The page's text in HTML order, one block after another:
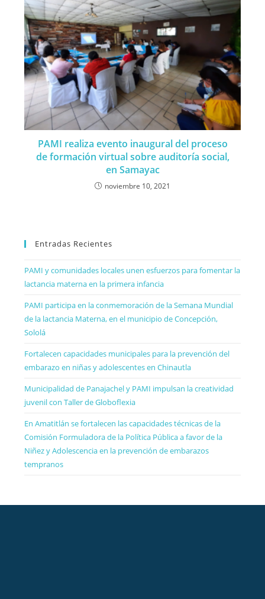
PAMI realiza evento inaugural del proceso
de formación virtual sobre auditoría social,
en Samayac
noviembre 10, 2021
Entradas Recientes
PAMI y comunidades locales unen esfuerzos para fomentar la
lactancia materna en la primera infancia
PAMI participa en la conmemoración de la Semana Mundial
de la lactancia Materna, en el municipio de Concepción,
Sololá
Fortalecen capacidades municipales para la prevención del
embarazo en niñas y adolescentes en Chinautla
Municipalidad de Panajachel y PAMI impulsan la creatividad
juvenil con Taller de Globoflexia
En Amatitlán se fortalecen las capacidades técnicas de la
Comisión Formuladora de la Política Pública a favor de la
Niñez y Adolescencia en la prevención de embarazos
tempranos